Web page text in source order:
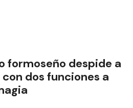
formoseño despide a
dos funciones a